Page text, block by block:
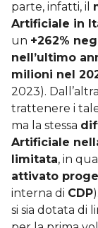
parte, infatti, il
Artificiale in
un +262%
nell’ultimo
milioni nel
2023).
trattenere i
ma la stessa
Artificiale
limitata, in
attivato
interna di CDP
si sia dotata di